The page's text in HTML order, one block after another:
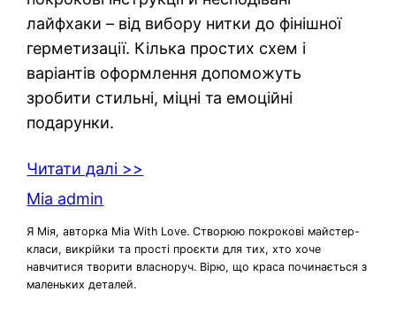
лайфхаки – від вибору нитки до фінішної
герметизації. Кілька простих схем і
варіантів оформлення допоможуть
зробити стильні, міцні та емоційні
подарунки.
Читати далі >>
Mia admin
Я Мія, авторка Mia With Love. Створюю покрокові майстер-
класи, викрійки та прості проєкти для тих, хто хоче
навчитися творити власноруч. Вірю, що краса починається з
маленьких деталей.